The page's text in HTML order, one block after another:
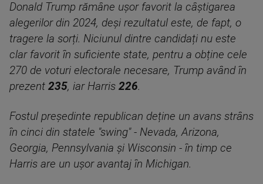
Donald Trump rămâne ușor favorit la câștigarea
alegerilor din 2024, deși rezultatul este, de fapt, o
tragere la sorți. Niciunul dintre candidați nu este
clar favorit în suficiente state, pentru a obține cele
270 de voturi electorale necesare, Trump având în
prezent 235, iar Harris 226.
Fostul președinte republican deține un avans strâns
în cinci din statele "swing" - Nevada, Arizona,
Georgia, Pennsylvania și Wisconsin - în timp ce
Harris are un ușor avantaj în Michigan.